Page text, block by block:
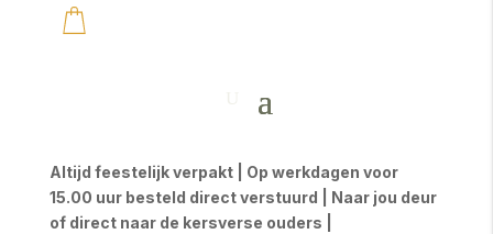
Altijd feestelijk verpakt | Op werkdagen voor
15.00 uur besteld direct verstuurd | Naar jou deur
of direct naar de kersverse ouders |